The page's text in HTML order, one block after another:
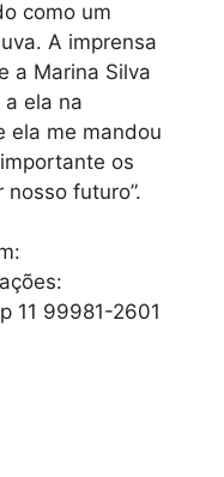
como um
A imprensa
a Marina Silva
ela na
ela me mandou
os
futuro”.
11 99981-2601